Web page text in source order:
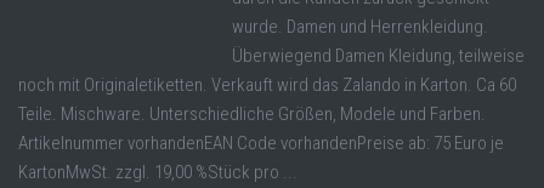
wurde. Damen und Herrenkleidung.
Überwiegend Damen Kleidung, teilweise
noch mit Originaletiketten. Verkauft wird das Zalando in Karton. Ca 60
Teile. Mischware. Unterschiedliche Größen, Modele und Farben.
Artikelnummer vorhandenEAN Code vorhandenPreise ab: 75 Euro je
KartonMwSt. zzgl. 19,00 %Stück pro ...